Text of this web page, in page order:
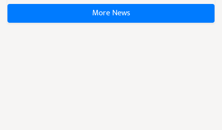
More News